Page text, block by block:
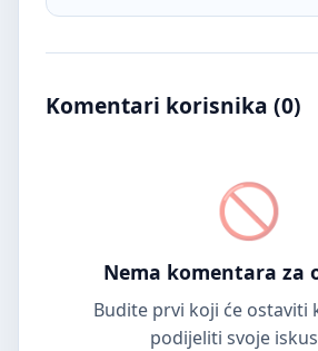
Komentari korisnika (0)
Nema komentara za
Budite prvi koji će ostaviti
podijeliti svoje